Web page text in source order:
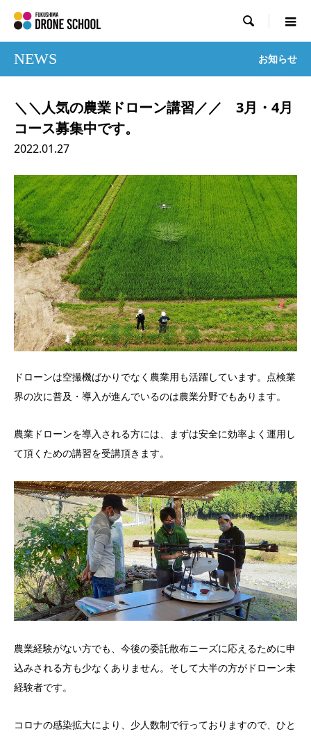

NEWS お知らせ
＼＼人気の農業ドローン講習／／ 3月・4月
コース募集中です。
2022.01.27
ドローンは空撮機ばかりでなく農業用も活躍しています。点検業
界の次に普及・導入が進んでいるのは農業分野でもあります。
農業ドローンを導入される方には、まずは安全に効率よく運用し
て頂くための講習を受講頂きます。
農業経験がない方でも、今後の委託散布ニーズに応えるために申
込みされる方も少なくありません。そして大半の方がドローン未
経験者です。
コロナの感染拡大により、少人数制で行っておりますので、ひと